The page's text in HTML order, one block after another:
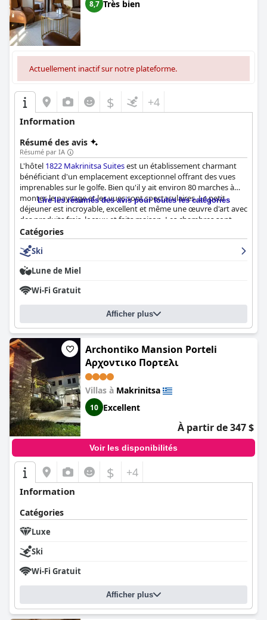
8,7 Très bien
Actuellement inactif sur notre plateforme.
$ +4
Information
Résumé des avis
Résumé par IA
L'hôtel 1822 Makrinitsa Suitesest un établissement charmant
bénéficiant d'un emplacement exceptionnel offrant des vues
imprenables sur le golfe. Bien qu'il y ait environ 80 marches à
monter, le paysage et les vues sont spectaculaires. Le petit
déjeuner est incroyable, excellent et même une œuvre d'art avec
des produits frais, locaux et faits maison. Les chambres sont
d'une propreté impeccable, élégamment conçues et très
confortables avec des lits très confortables. Le personnel est
exceptionnel, avec des hôtesses aimables et un personnel
chambres présentent des problèmes mineurs, le bâtiment de
l'hôtel lui-même est une structure ancienne, unique et
magnifique. Dans l'ensemble, les clients recommandent
vivement cet hôtel pour un séjour propre et confortable avec
une hospitalité chaleureuse et un excellent service de petit-
déjeuner.
Lire les résumés des avis pour toutes les catégories
Catégories
Ski
Lune de Miel
Wi-Fi Gratuit
Afficher plus
Archontiko Mansion Porteli
Αρχοντικο Πορτελι
Villas à Makrinitsa
10 Excellent
À partir de 347 $
Voir les disponibilités
$ +4
Information
Catégories
Luxe
Ski
Wi-Fi Gratuit
Afficher plus